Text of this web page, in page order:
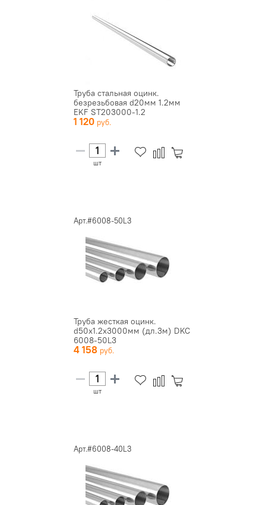
Труба стальная оцинк.
безрезьбовая d20мм 1.2мм
EKF ST203000-1.2
1 120
шт
Арт.#6008-50L3
Труба жесткая оцинк.
d50х1.2х3000мм (дл.3м) DKC
6008-50L3
4 158
шт
Арт.#6008-40L3